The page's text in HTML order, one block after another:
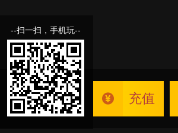
充值
--扫一扫，手机玩--